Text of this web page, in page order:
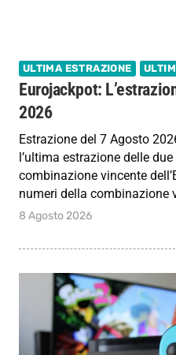
ULTIMA ESTRAZIONE
Eurojackpot:
2026
Estrazione del 7 Agosto
l’ultima estrazione delle
combinazione vincente
numeri della combinazione
8 Agosto 2026